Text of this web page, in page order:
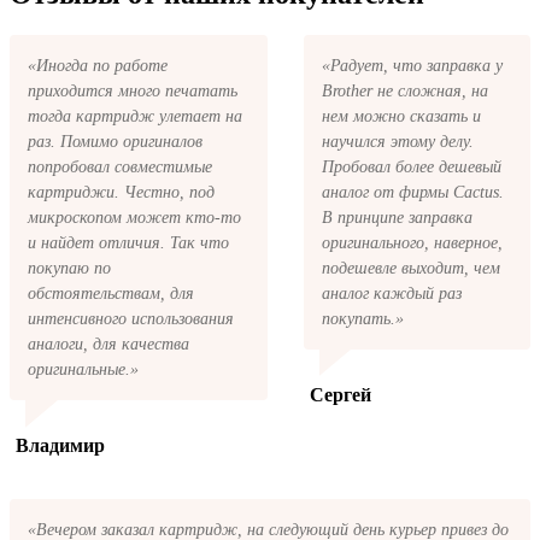
электронную почту придёт письмо с копией
чтобы оформить доставку. Если вы не
получили письмо с копией заказа,
пожалуйста, свяжитесь с нами через сервис
обратная связь, или позвоните.
«Иногда по работе
приходится много печатать
тогда картридж улетает на
раз. Помимо оригиналов
попробовал совместимые
картриджи. Честно, под
микроскопом может кто-то
и найдет отличия. Так что
покупаю по
обстоятельствам, для
интенсивного использования
аналоги, для качества
оригинальные.»
Владимир
«Радует, что заправка у
Brother не сложная, на
нем можно сказать и
научился этому делу.
Пробовал более дешевый
аналог от фирмы Cactus.
В принципе заправка
оригинального, наверное,
подешевле выходит, чем
аналог каждый раз
покупать.»
Сергей
«Вечером заказал картридж, на следующий день курьер привез до